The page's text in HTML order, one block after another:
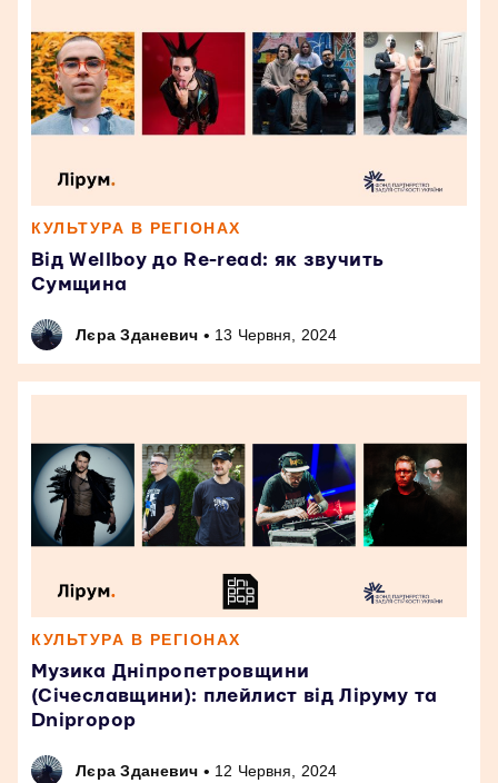
КУЛЬТУРА В РЕГІОНАХ
Від Wellboy до Re-read: як звучить
Сумщина
Лєра Зданевич • 13 Червня, 2024
КУЛЬТУРА В РЕГІОНАХ
Музика Дніпропетровщини
(Січеславщини): плейлист від Ліруму та
Dnipropop
Лєра Зданевич • 12 Червня, 2024